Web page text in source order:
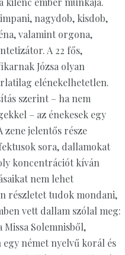
nagydob, kisdob,
valamint orgona,
A 22 fős,
Józsa olyan
elénekelhetetlen.
szerint – ha nem
– az énekesek egy
zene jelentős része
sora, dallamokat
koncentrációt kíván
nem lehet
részletet tudok mondani,
vett dallam szólal meg:
Missa Solemnisből,
német nyelvű korál és